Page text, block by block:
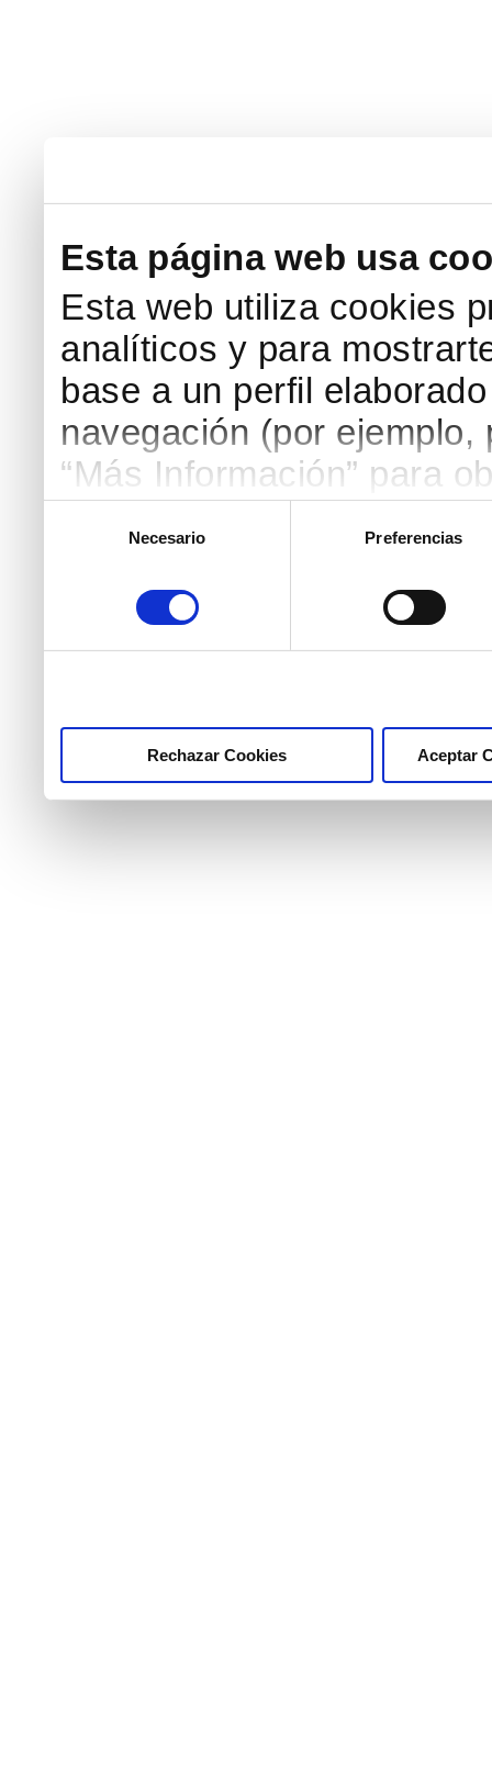
Esta página web usa
Esta web utiliza cookies
analíticos y para
base a un perfil
navegación (por
“Más Información” para
necesarias haciendo
marcar las casillas de
Necesario Preferencias
Rechazar Cookies Aceptar